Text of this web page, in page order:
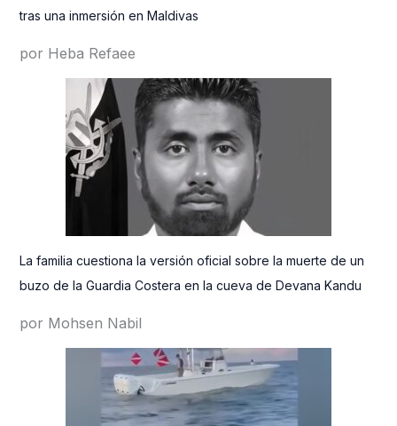
tras una inmersión en Maldivas
por Heba Refaee
La familia cuestiona la versión oficial sobre la muerte de un
buzo de la Guardia Costera en la cueva de Devana Kandu
por Mohsen Nabil